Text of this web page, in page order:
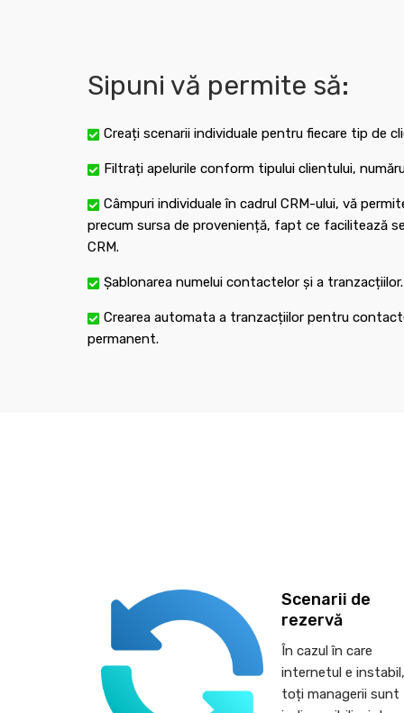
Sipuni vă permite să:
Creați scenarii individuale pentru fiecare tip de
Filtrați apelurile conform tipului clientului,
Câmpuri individuale în cadrul CRM-ului, vă
precum sursa de proveniență, fapt ce facilitează
CRM.
Șablonarea numelui contactelor și a tranzacțiilor.
Crearea automata a tranzacțiilor pentru
permanent.
Scenarii de
rezervă
În cazul în care
internetul e instabil,
toți managerii sunt